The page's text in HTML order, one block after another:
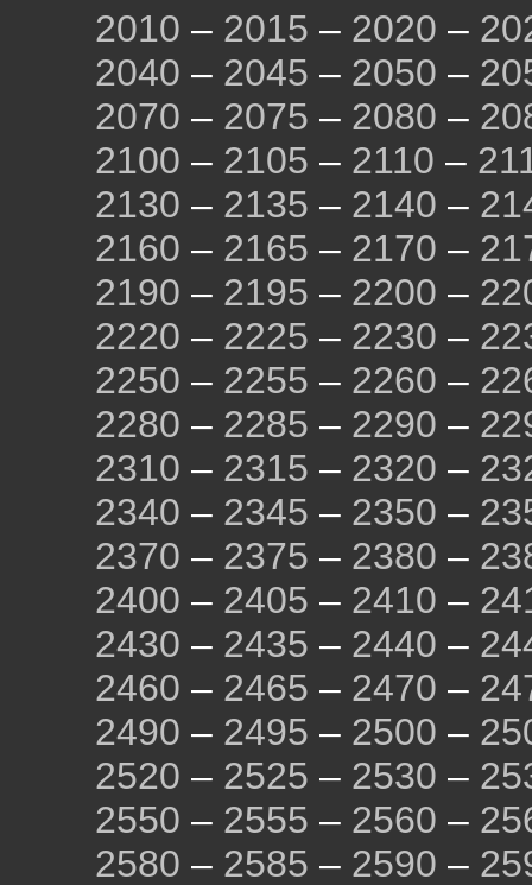
2010 – 2015 – 2020 –
2040 – 2045 – 2050 –
2070 – 2075 – 2080 –
2100 – 2105 – 2110 –
2130 – 2135 – 2140 –
2160 – 2165 – 2170 –
2190 – 2195 – 2200 –
2220 – 2225 – 2230 –
2250 – 2255 – 2260 –
2280 – 2285 – 2290 –
2310 – 2315 – 2320 –
2340 – 2345 – 2350 –
2370 – 2375 – 2380 –
2400 – 2405 – 2410 –
2430 – 2435 – 2440 –
2460 – 2465 – 2470 –
2490 – 2495 – 2500 –
2520 – 2525 – 2530 –
2550 – 2555 – 2560 –
2580 – 2585 – 2590 –